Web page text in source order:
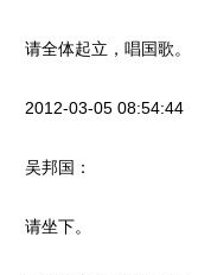
请全体起立，唱国歌。
2012-03-05 08:54:44
吴邦国：
请坐下。